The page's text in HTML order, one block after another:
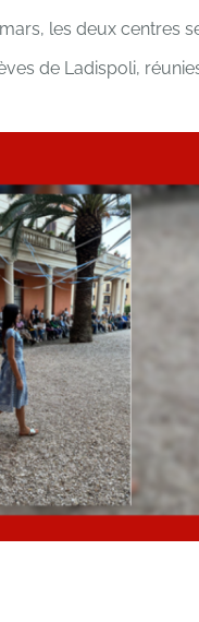
les deux centres
de Ladispoli,